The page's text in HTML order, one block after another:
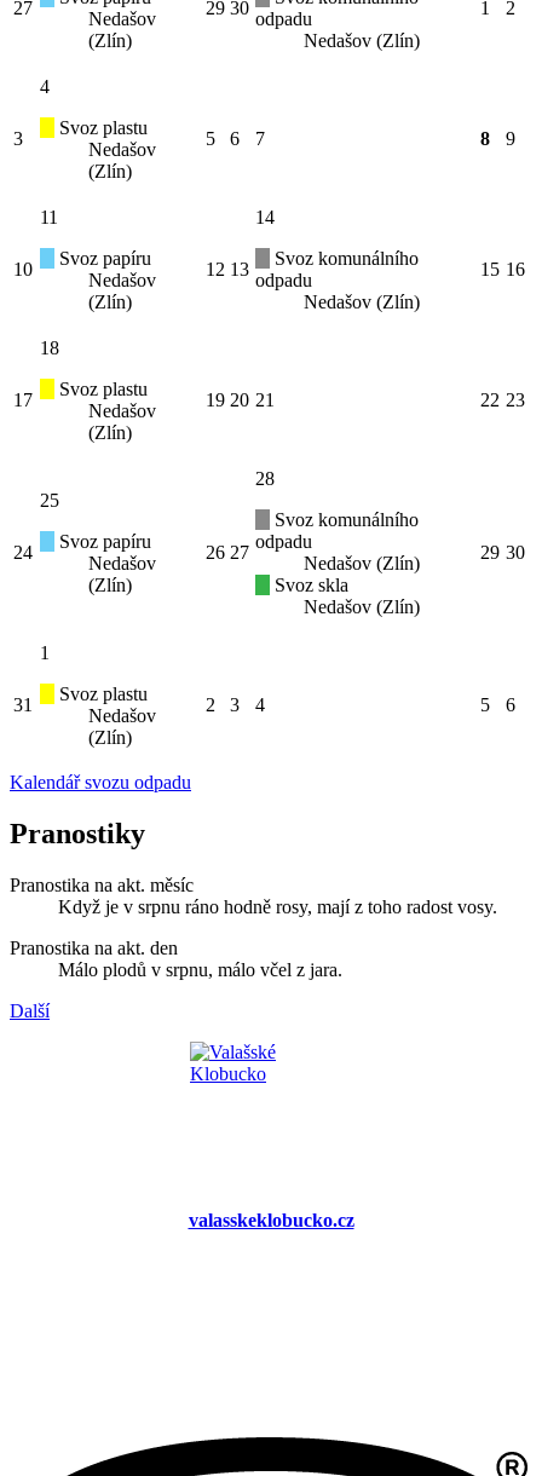
27
Nedašov
(Zlín)
29 30
odpadu
Nedašov (Zlín)
1 2
3
4
Svoz plastu
Nedašov
(Zlín)
5 6 7 8 9
10
11
Svoz papíru
Nedašov
(Zlín)
12 13
14
Svoz komunálního
odpadu
Nedašov (Zlín)
15 16
17
18
Svoz plastu
Nedašov
(Zlín)
19 20 21 22 23
24
25
Svoz papíru
Nedašov
(Zlín)
26 27
28
Svoz komunálního
odpadu
Nedašov (Zlín)
Svoz skla
Nedašov (Zlín)
29 30
31
1
Svoz plastu
Nedašov
(Zlín)
2 3 4 5 6
Kalendář svozu odpadu
Pranostiky
Pranostika na akt. měsíc
Když je v srpnu ráno hodně rosy, mají z toho radost vosy.
Pranostika na akt. den
Málo plodů v srpnu, málo včel z jara.
Další
valasskeklobucko.cz